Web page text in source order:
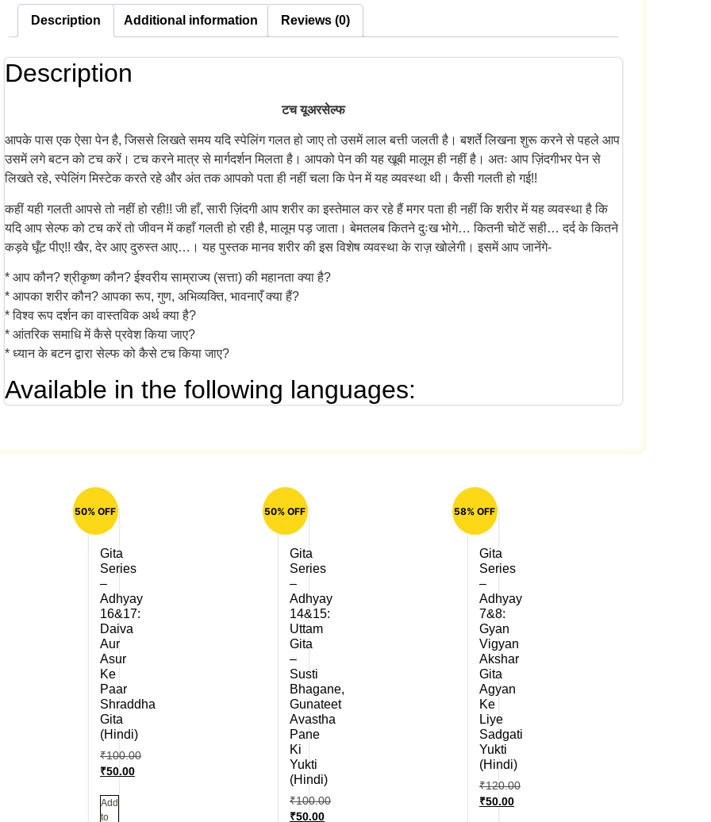
Description Additional information Reviews (0)
Description
टच यूअरसेल्फ
आपके पास एक ऐसा पेन है, जिससे लिखते समय यदि स्पेलिंग गलत हो जाए तो उसमें लाल बत्ती जलती है। बशर्ते लिखना शुरू करने से पहले आप
उसमें लगे बटन को टच करें। टच करने मात्र से मार्गदर्शन मिलता है। आपको पेन की यह खूबी मालूम ही नहीं है। अतः आप ज़िंदगीभर पेन से
लिखते रहे, स्पेलिंग मिस्टेक करते रहे और अंत तक आपको पता ही नहीं चला कि पेन में यह व्यवस्था थी। कैसी गलती हो गई!!
कहीं यही गलती आपसे तो नहीं हो रही!! जी हाँ, सारी ज़िंदगी आप शरीर का इस्तेमाल कर रहे हैं मगर पता ही नहीं कि शरीर में यह व्यवस्था है कि
यदि आप सेल्फ को टच करें तो जीवन में कहाँ गलती हो रही है, मालूम पड़ जाता। बेमतलब कितने दुःख भोगे… कितनी चोटें सही… दर्द के कितने
कड़वे घूँट पीए!! खैर, देर आए दुरुस्त आए…। यह पुस्तक मानव शरीर की इस विशेष व्यवस्था के राज़ खोलेगी। इसमें आप जानेंगे-
* आप कौन? श्रीकृष्ण कौन? ईश्वरीय साम्राज्य (सत्ता) की महानता क्या है?
* आपका शरीर कौन? आपका रूप, गुण, अभिव्यक्ति, भावनाएँ क्या हैं?
* विश्व रूप दर्शन का वास्तविक अर्थ क्या है?
* आंतरिक समाधि में कैसे प्रवेश किया जाए?
* ध्यान के बटन द्वारा सेल्फ को कैसे टच किया जाए?
Available in the following languages:
50% OFF
Gita
Series
–
Adhyay
16&17:
Daiva
Aur
Asur
Ke
Paar
Shraddha
Gita
(Hindi)
₹100.00
₹50.00
Add
to
50% OFF
Gita
Series
–
Adhyay
14&15:
Uttam
Gita
–
Susti
Bhagane,
Gunateet
Avastha
Pane
Ki
Yukti
(Hindi)
₹100.00
₹50.00
58% OFF
Gita
Series
–
Adhyay
7&8:
Gyan
Vigyan
Akshar
Gita
Agyan
Ke
Liye
Sadgati
Yukti
(Hindi)
₹120.00
₹50.00